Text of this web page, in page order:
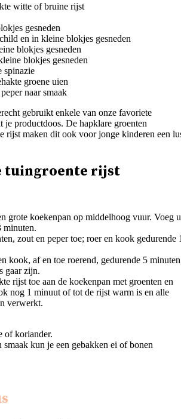
witte of bruine rijst
gesneden
en in kleine blokjes gesneden
blokjes gesneden
blokjes gesneden
spinazie
groene uien
naar smaak
gebruikt enkele van onze favoriete
je productdoos. De hapklare groenten
rijst maken dit ook voor jonge kinderen een
tuingroente rijst
grote koekenpan op middelhoog vuur. Voeg
minuten.
zout en peper toe; roer en kook gedurende
kook, af en toe roerend, gedurende 5
gaar zijn.
rijst toe aan de koekenpan met groenten en
nog 1 minuut of tot de rijst warm is en alle
verwerkt.
of koriander.
smaak kun je een gebakken ei of bonen